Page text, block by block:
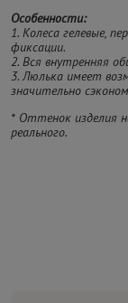
Особенности:
1. Колеса гелевые,
фиксации.
2. Вся внутренняя
3. Люлька имеет
значительно
* Оттенок изделия
реального.